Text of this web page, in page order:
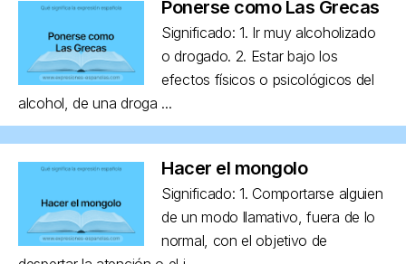
Ponerse como Las Grecas
Significado: 1. Ir muy alcoholizado
o drogado. 2. Estar bajo los
efectos físicos o psicológicos del
alcohol, de una droga ...
Hacer el mongolo
Significado: 1. Comportarse alguien
de un modo llamativo, fuera de lo
normal, con el objetivo de